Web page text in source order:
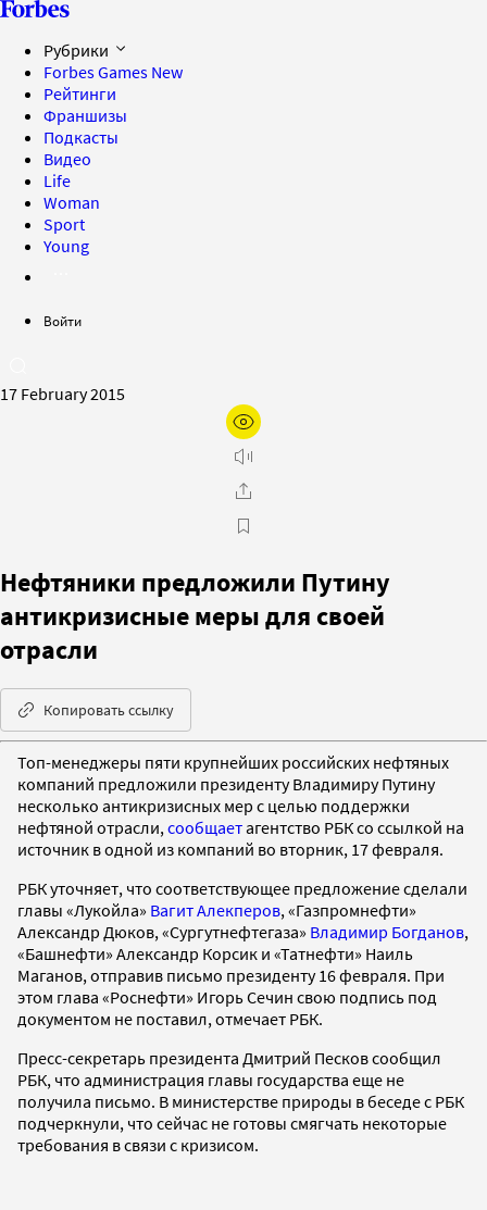
Рубрики
Forbes Games New
Рейтинги
Франшизы
Подкасты
Видео
Life
Woman
Sport
Young
Войти
17 February 2015
Нефтяники предложили Путину
антикризисные меры для своей
отрасли
Копировать ссылку
Топ-менеджеры пяти крупнейших российских нефтяных
компаний предложили президенту Владимиру Путину
несколько антикризисных мер с целью поддержки
нефтяной отрасли, сообщаетагентство РБК со ссылкой на
источник в одной из компаний во вторник, 17 февраля.
РБК уточняет, что соответствующее предложение сделали
главы «Лукойла» Вагит Алекперов, «Газпромнефти»
Александр Дюков, «Сургутнефтегаза» Владимир Богданов,
«Башнефти» Александр Корсик и «Татнефти» Наиль
Маганов, отправив письмо президенту 16 февраля. При
этом глава «Роснефти» Игорь Сечин свою подпись под
документом не поставил, отмечает РБК.
Пресс-секретарь президента Дмитрий Песков сообщил
РБК, что администрация главы государства еще не
получила письмо. В министерстве природы в беседе с РБК
подчеркнули, что сейчас не готовы смягчать некоторые
требования в связи с кризисом.